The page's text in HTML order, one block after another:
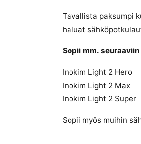
Tavallista paksumpi
haluat
Sopii mm.
Inokim Light 2 Hero
Inokim Light 2 Max
Inokim Light 2 Super
Sopii myös muihin